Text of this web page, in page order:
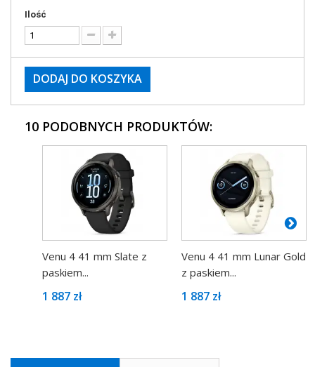
Ilość
DODAJ DO KOSZYKA
10 PODOBNYCH PRODUKTÓW:
Venu 4 41 mm Slate z
paskiem...
1 887 zł
Venu 4 41 mm Lunar Gold
z paskiem...
1 887 zł